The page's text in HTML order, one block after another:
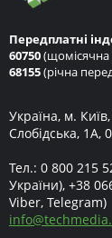
Передплатні
60750(щомісячна
68155(річна
Україна, м.
Слобідська, 1А,
Тел.: 0 800 215
України), +38
Viber, Telegram)
info@